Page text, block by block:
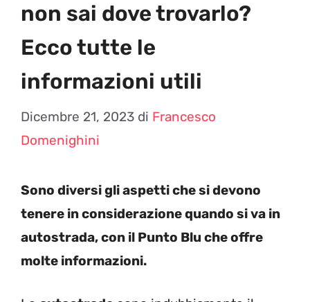
non sai dove trovarlo?
Ecco tutte le
informazioni utili
Dicembre 21, 2023 di Francesco
Domenighini
Sono diversi gli aspetti che si devono
tenere in considerazione quando si va in
autostrada, con il Punto Blu che offre
molte informazioni.